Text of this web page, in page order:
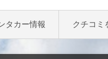
タカー情報 クチコミ